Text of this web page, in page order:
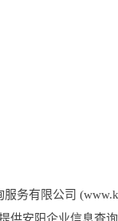
务有限公司